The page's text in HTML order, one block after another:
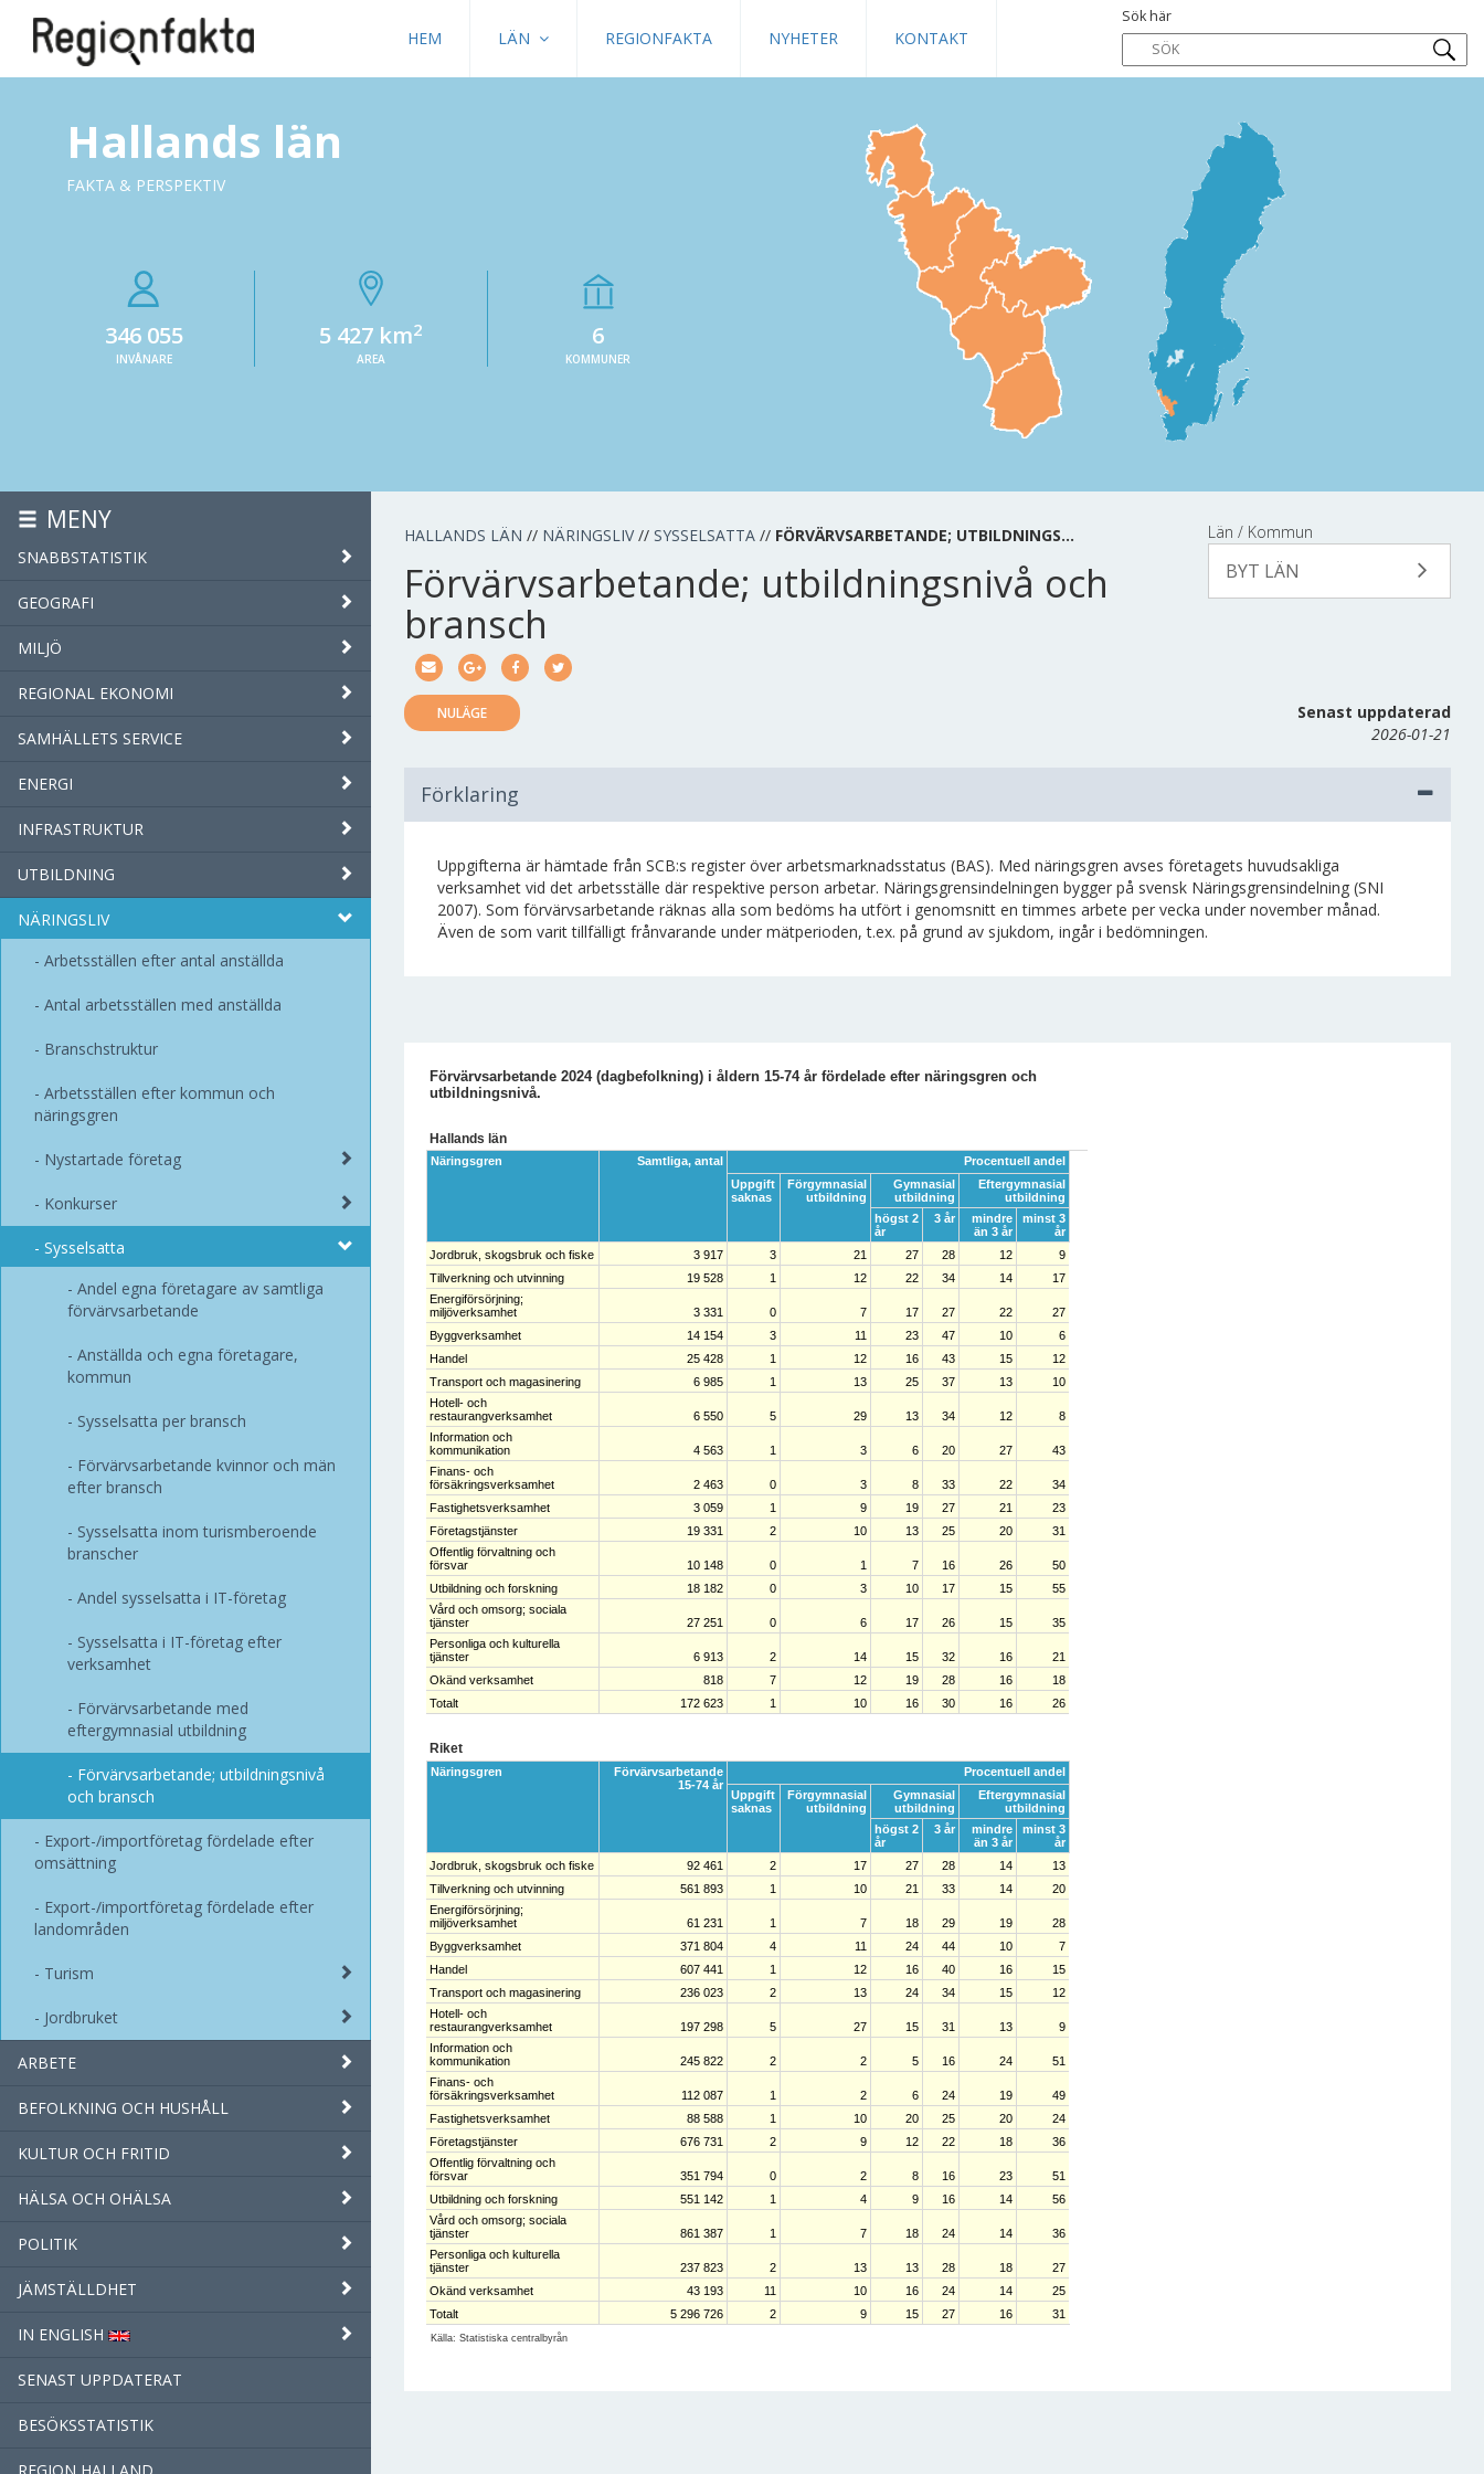
HEM LÄN REGIONFAKTA NYHETER KONTAKT
Sök här
Hallands län
FAKTA & PERSPEKTIV
346 055
INVÅNARE
5 427 km2
AREA
6
KOMMUNER
MENY
SNABBSTATISTIK
GEOGRAFI
MILJÖ
REGIONAL EKONOMI
SAMHÄLLETS SERVICE
ENERGI
INFRASTRUKTUR
UTBILDNING
NÄRINGSLIV
Arbetsställen efter antal anställda
Antal arbetsställen med anställda
Branschstruktur
Arbetsställen efter kommun och
näringsgren
Nystartade företag
Konkurser
Sysselsatta
Andel egna företagare av samtliga
förvärvsarbetande
Anställda och egna företagare,
kommun
Sysselsatta per bransch
Förvärvsarbetande kvinnor och män
efter bransch
Sysselsatta inom turismberoende
branscher
Andel sysselsatta i IT-företag
Sysselsatta i IT-företag efter
verksamhet
Förvärvsarbetande med
eftergymnasial utbildning
Förvärvsarbetande; utbildningsnivå
och bransch
Export-/importföretag fördelade efter
omsättning
Export-/importföretag fördelade efter
landområden
Turism
Jordbruket
ARBETE
BEFOLKNING OCH HUSHÅLL
KULTUR OCH FRITID
HÄLSA OCH OHÄLSA
POLITIK
JÄMSTÄLLDHET
IN ENGLISH
SENAST UPPDATERAT
BESÖKSSTATISTIK
HALLANDS LÄN // NÄRINGSLIV// SYSSELSATTA // FÖRVÄRVSARBETANDE; UTBILDNINGS… Län / Kommun
BYT LÄN
Förvärvsarbetande; utbildningsnivå och
bransch
NULÄGE
Senast uppdaterad
2026-01-21
Förklaring
Uppgifterna är hämtade från SCB:s register över arbetsmarknadsstatus (BAS). Med näringsgren avses företagets huvudsakliga
verksamhet vid det arbetsställe där respektive person arbetar. Näringsgrensindelningen bygger på svensk Näringsgrensindelning (SNI
2007). Som förvärvsarbetande räknas alla som bedöms ha utfört i genomsnitt en timmes arbete per vecka under november månad.
Även de som varit tillfälligt frånvarande under mätperioden, t.ex. på grund av sjukdom, ingår i bedömningen.
Förvärvsarbetande 2024 (dagbefolkning) i åldern 15-74 år fördelade efter näringsgren och
utbildningsnivå.
Hallands län
Näringsgren Samtliga, antal
Procentuell andel
Uppgift
saknas
Förgymnasial
utbildning
Gymnasial
utbildning
Eftergymnasial
utbildning
högst 2
år
3 år
mindre
än 3 år
minst 3
år
Jordbruk, skogsbruk och fiske
3 917 3 21 27 28 12
9
Tillverkning och utvinning
19 528 1 12 22 34 14
17
Energiförsörjning;
miljöverksamhet
3 331 0 7 17 27 22
27
Byggverksamhet
14 154 3 11 23 47 10
6
Handel
25 428 1 12 16 43 15
12
Transport och magasinering
6 985 1 13 25 37 13
10
Hotell- och
restaurangverksamhet
6 550 5 29 13 34 12
8
Information och
kommunikation
4 563 1 3 6 20 27
43
Finans- och
försäkringsverksamhet
2 463 0 3 8 33 22
34
Fastighetsverksamhet
3 059 1 9 19 27 21
23
Företagstjänster
19 331 2 10 13 25 20
31
Offentlig förvaltning och
försvar
10 148 0 1 7 16 26
50
Utbildning och forskning
18 182 0 3 10 17 15
55
Vård och omsorg; sociala
tjänster
27 251 0 6 17 26 15
35
Personliga och kulturella
tjänster
6 913 2 14 15 32 16
21
Okänd verksamhet
818 7 12 19 28 16
18
Totalt
172 623 1 10 16 30 16 26
Riket
Näringsgren
Förvärvsarbetande
15-74 år
Procentuell andel
Uppgift
saknas
Förgymnasial
utbildning
Gymnasial
utbildning
Eftergymnasial
utbildning
högst 2
år
3 år
mindre
än 3 år
minst 3
år
Jordbruk, skogsbruk och fiske
92 461 2 17 27 28 14
13
Tillverkning och utvinning
561 893 1 10 21 33 14
20
Energiförsörjning;
miljöverksamhet
61 231 1 7 18 29 19
28
Byggverksamhet
371 804 4 11 24 44 10
7
Handel
607 441 1 12 16 40 16
15
Transport och magasinering
236 023 2 13 24 34 15
12
Hotell- och
restaurangverksamhet
197 298 5 27 15 31 13
9
Information och
kommunikation
245 822 2 2 5 16 24
51
Finans- och
försäkringsverksamhet
112 087 1 2 6 24 19
49
Fastighetsverksamhet
88 588 1 10 20 25 20
24
Företagstjänster
676 731 2 9 12 22 18
36
Offentlig förvaltning och
försvar
351 794 0 2 8 16 23
51
Utbildning och forskning
551 142 1 4 9 16 14
56
Vård och omsorg; sociala
tjänster
861 387 1 7 18 24 14
36
Personliga och kulturella
tjänster
237 823 2 13 13 28 18
27
Okänd verksamhet
43 193 11 10 16 24 14
25
Totalt
5 296 726 2 9 15 27 16 31
Källa: Statistiska centralbyrån